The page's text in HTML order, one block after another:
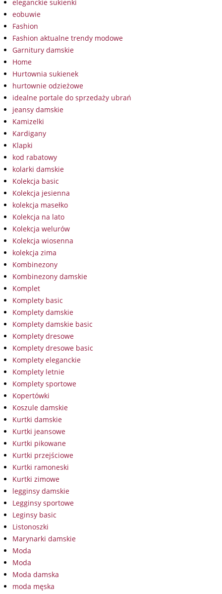
eleganckie sukienki
eobuwie
Fashion
Fashion aktualne trendy modowe
Garnitury damskie
Home
Hurtownia sukienek
hurtownie odzieżowe
idealne portale do sprzedaży ubrań
jeansy damskie
Kamizelki
Kardigany
Klapki
kod rabatowy
kolarki damskie
Kolekcja basic
Kolekcja jesienna
kolekcja masełko
Kolekcja na lato
Kolekcja welurów
Kolekcja wiosenna
kolekcja zima
Kombinezony
Kombinezony damskie
Komplet
Komplety basic
Komplety damskie
Komplety damskie basic
Komplety dresowe
Komplety dresowe basic
Komplety eleganckie
Komplety letnie
Komplety sportowe
Kopertówki
Koszule damskie
Kurtki damskie
Kurtki jeansowe
Kurtki pikowane
Kurtki przejściowe
Kurtki ramoneski
Kurtki zimowe
legginsy damskie
Legginsy sportowe
Leginsy basic
Listonoszki
Marynarki damskie
Moda
Moda
Moda damska
moda męska